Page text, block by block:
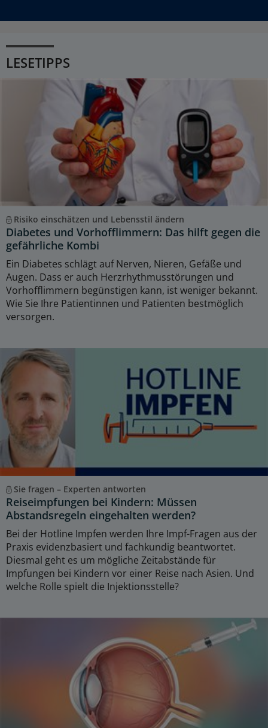
LESETIPPS
Risiko einschätzen und Lebensstil ändern
Diabetes und Vorhofflimmern: Das hilft gegen die
gefährliche Kombi
Ein Diabetes schlägt auf Nerven, Nieren, Gefäße und
Augen. Dass er auch Herzrhythmusstörungen und
Vorhofflimmern begünstigen kann, ist weniger bekannt.
Wie Sie Ihre Patientinnen und Patienten bestmöglich
versorgen.
Sie fragen – Experten antworten
Reiseimpfungen bei Kindern: Müssen
Abstandsregeln eingehalten werden?
Bei der Hotline Impfen werden Ihre Impf-Fragen aus der
Praxis evidenzbasiert und fachkundig beantwortet.
Diesmal geht es um mögliche Zeitabstände für
Impfungen bei Kindern vor einer Reise nach Asien. Und
welche Rolle spielt die Injektionsstelle?